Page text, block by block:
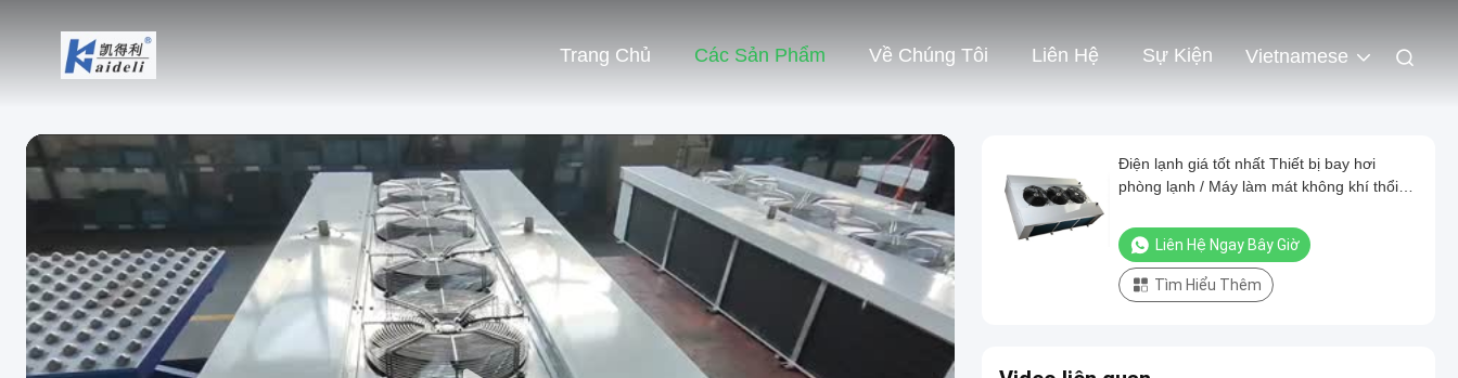
Trang Chủ Các Sản Phẩm Về Chúng Tôi Liên Hệ Sự Kiện Vietnamese
Điện lạnh giá tốt nhất Thiết bị bay hơi
phòng lạnh / Máy làm mát không khí thổi
Liên Hệ Ngay Bây Giờ
Tìm Hiểu Thêm